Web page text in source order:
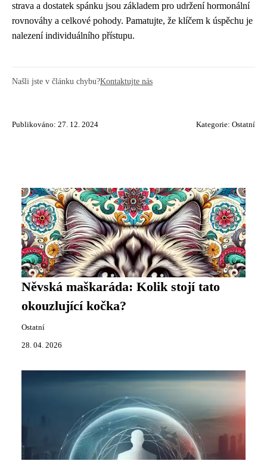
strava a dostatek spánku jsou základem pro udržení hormonální
rovnováhy a celkové pohody. Pamatujte, že klíčem k úspěchu je
nalezení individuálního přístupu.
Našli jste v článku chybu?Kontaktujte nás
Publikováno: 27. 12. 2024 Kategorie: Ostatní
Něvská maškaráda: Kolik stojí tato
okouzlující kočka?
Ostatní
28. 04. 2026